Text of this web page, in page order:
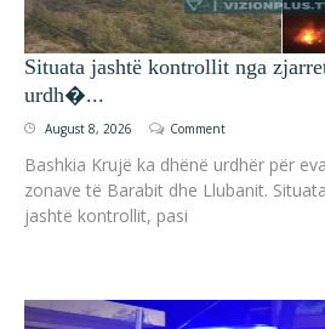
Situata jashtë kontrollit nga
urdh�...
August 8, 2026 Comment
Bashkia Krujë ka dhënë urdhër për
zonave të Barabit dhe Llubanit.
jashtë kontrollit, pasi